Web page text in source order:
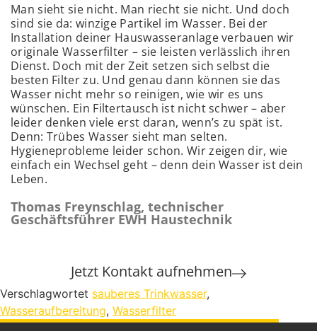
Man sieht sie nicht. Man riecht sie nicht. Und doch
sind sie da: winzige Partikel im Wasser. Bei der
Installation deiner Hauswasseranlage verbauen wir
originale Wasserfilter – sie leisten verlässlich ihren
Dienst. Doch mit der Zeit setzen sich selbst die
besten Filter zu. Und genau dann können sie das
Wasser nicht mehr so reinigen, wie wir es uns
wünschen. Ein Filtertausch ist nicht schwer – aber
leider denken viele erst daran, wenn’s zu spät ist.
Denn: Trübes Wasser sieht man selten.
Hygieneprobleme leider schon. Wir zeigen dir, wie
einfach ein Wechsel geht – denn dein Wasser ist dein
Leben.
Thomas Freynschlag, technischer
Geschäftsführer EWH Haustechnik
Jetzt Kontakt aufnehmen
Verschlagwortet sauberes Trinkwasser,
Wasseraufbereitung, Wasserfilter